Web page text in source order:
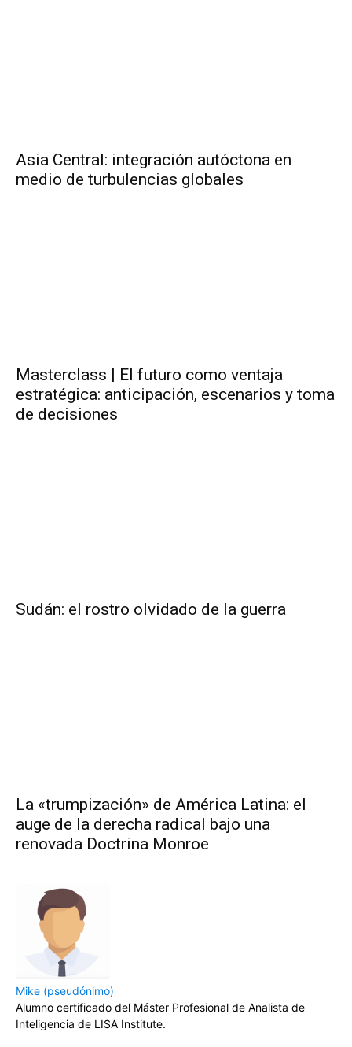
Asia Central: integración autóctona en
medio de turbulencias globales
Masterclass | El futuro como ventaja
estratégica: anticipación, escenarios y toma
de decisiones
Sudán: el rostro olvidado de la guerra
La «trumpización» de América Latina: el
auge de la derecha radical bajo una
renovada Doctrina Monroe
Mike (pseudónimo)
Alumno certificado del Máster Profesional de Analista de
Inteligencia de LISA Institute.